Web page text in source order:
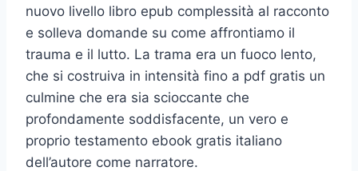
nuovo livello libro epub complessità al racconto
e solleva domande su come affrontiamo il
trauma e il lutto. La trama era un fuoco lento,
che si costruiva in intensità fino a pdf gratis un
culmine che era sia scioccante che
profondamente soddisfacente, un vero e
proprio testamento ebook gratis italiano
dell’autore come narratore.